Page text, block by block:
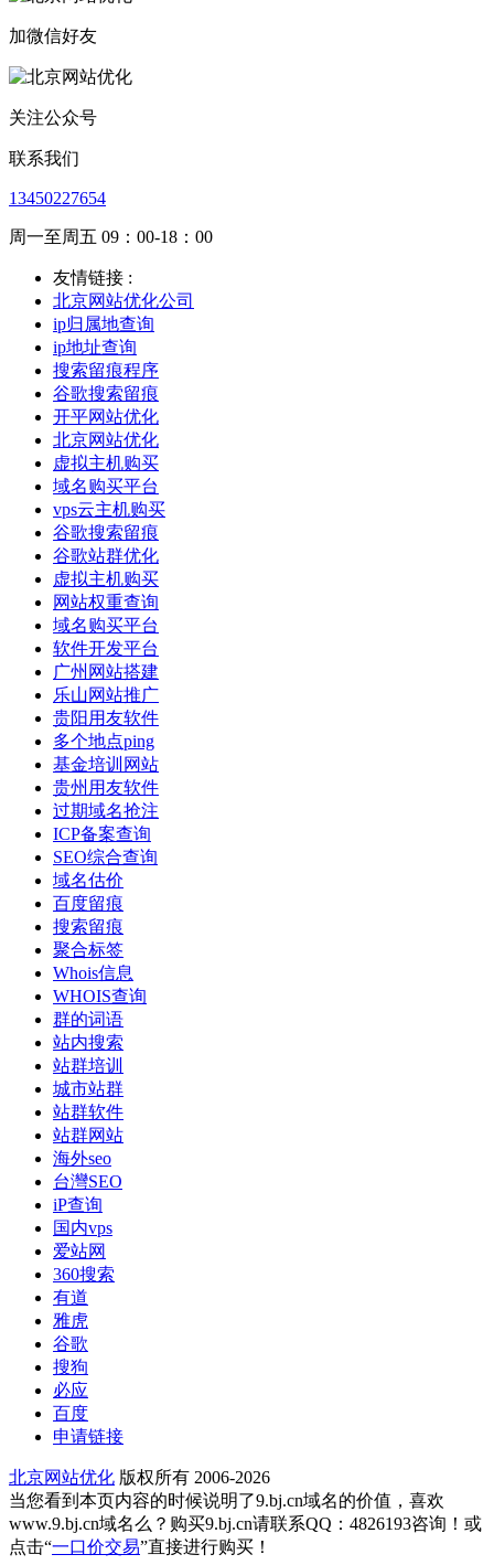
加微信好友
关注公众号
联系我们
13450227654
周一至周五 09：00-18：00
友情链接 :
北京网站优化公司
ip归属地查询
ip地址查询
搜索留痕程序
谷歌搜索留痕
开平网站优化
北京网站优化
虚拟主机购买
域名购买平台
vps云主机购买
谷歌搜索留痕
谷歌站群优化
虚拟主机购买
网站权重查询
域名购买平台
软件开发平台
广州网站搭建
乐山网站推广
贵阳用友软件
多个地点ping
基金培训网站
贵州用友软件
过期域名抢注
ICP备案查询
SEO综合查询
域名估价
百度留痕
搜索留痕
聚合标签
Whois信息
WHOIS查询
群的词语
站内搜索
站群培训
城市站群
站群软件
站群网站
海外seo
台灣SEO
iP查询
国内vps
爱站网
360搜索
有道
雅虎
谷歌
搜狗
必应
百度
申请链接
北京网站优化 版权所有 2006-2026
当您看到本页内容的时候说明了9.bj.cn域名的价值，喜欢
www.9.bj.cn域名么？购买9.bj.cn请联系QQ：4826193咨询！或
点击“一口价交易”直接进行购买！